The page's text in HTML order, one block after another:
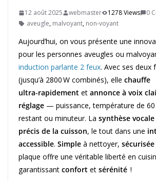
12 août 2025 webmaster 1278 Views
0
aveugle, malvoyant, non-voyant
Aujourd’hui, on vous présente une
pour les personnes aveugles ou
induction parlante 2 feux. Avec ses deux
(jusqu’à 2800 W combinés), elle chauffe
ultra‑rapidement et annonce à voix
réglage — puissance, température de 60
restant ou minuteur. La synthèse vocale
précis de la cuisson, le tout dans une
accessible. Simple à nettoyer, sécurisée
plaque offre une véritable liberté en
garantissant confort et sérénité !